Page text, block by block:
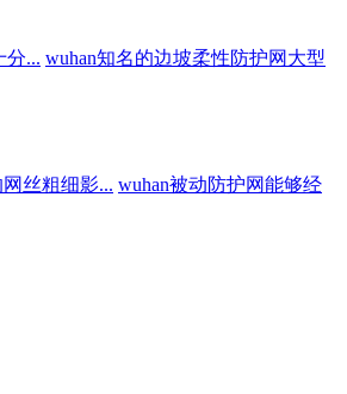
分... wuhan知名的边坡柔性防护网大型
丝粗细影... wuhan被动防护网能够经